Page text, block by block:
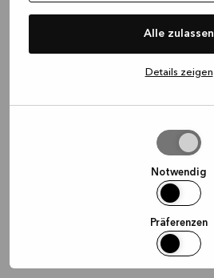
Alle zulassen
Details zeigen
Notwendig
Präferenzen